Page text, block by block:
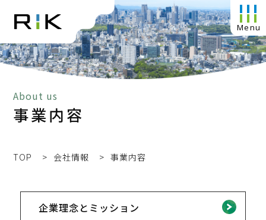
About us
事業内容
TOP 会社情報 事業内容
企業理念とミッション